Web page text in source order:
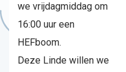
we vrijdagmiddag om
16:00 uur een
HEFboom.
Deze Linde willen we